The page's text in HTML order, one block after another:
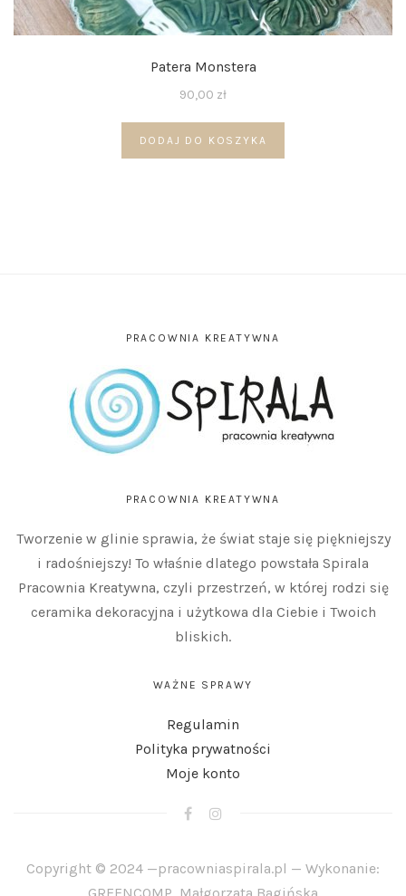
Patera Monstera
90,00 zł
DODAJ DO KOSZYKA
PRACOWNIA KREATYWNA
PRACOWNIA KREATYWNA
Tworzenie w glinie sprawia, że świat staje się piękniejszy
i radośniejszy! To właśnie dlatego powstała Spirala
Pracownia Kreatywna, czyli przestrzeń, w której rodzi się
ceramika dekoracyjna i użytkowa dla Ciebie i Twoich
bliskich.
WAŻNE SPRAWY
Regulamin
Polityka prywatności
Moje konto
Copyright © 2024 —pracowniaspirala.pl — Wykonanie: